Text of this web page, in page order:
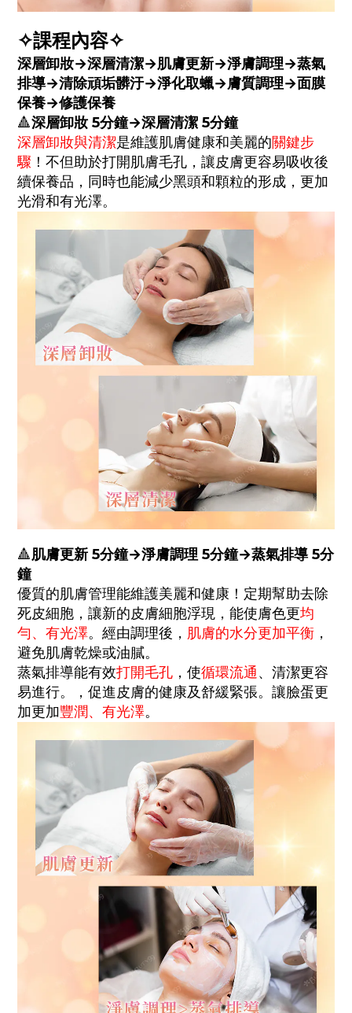
✧課程內容✧
深層卸妝→深層清潔→肌膚更新→淨膚調理→蒸氣
排導→清除頑垢髒汙→淨化取蠟→膚質調理→面膜
保養→修護保養
🔺深層卸妝 5分鐘→深層清潔 5分鐘
深層卸妝與清潔是維護肌膚健康和美麗的關鍵步
驟 ！不但助於打開肌膚毛孔，讓皮膚更容易吸收後
續保養品，同時也能減少黑頭和顆粒的形成， 更加
光滑和有光澤。
🔺肌膚更新 5分鐘→淨膚調理 5分鐘→蒸氣排導 5分
鐘
優質的肌膚管理能維護美麗和健康！定期幫助去除
死皮細胞，讓新的皮膚細胞浮現，能使膚色更均
勻、有光澤。經由調理後， 肌膚的水分更加平衡 ，
避免肌膚乾燥或油膩。
蒸氣排導能有效打開毛孔 ， 使循環流通、 清潔更容
易進行。
，促進皮膚的健康及舒緩緊張。讓臉蛋更
加更加豐潤、有光澤。